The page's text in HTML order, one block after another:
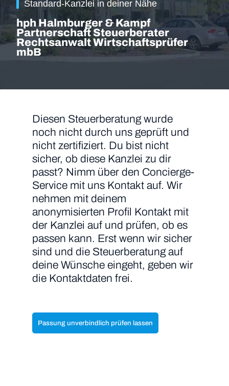
Standard-Kanzlei in deiner Nähe
hph Halmburger & Kampf
Partnerschaft Steuerberater
Rechtsanwalt Wirtschaftsprüfer
mbB
Diesen Steuerberatung wurde
noch nicht durch uns geprüft und
nicht zertifiziert. Du bist nicht
sicher, ob diese Kanzlei zu dir
passt? Nimm über den Concierge-
Service mit uns Kontakt auf. Wir
nehmen mit deinem
anonymisierten Profil Kontakt mit
der Kanzlei auf und prüfen, ob es
passen kann. Erst wenn wir sicher
sind und die Steuerberatung auf
deine Wünsche eingeht, geben wir
die Kontaktdaten frei.
Passung unverbindlich prüfen lassen